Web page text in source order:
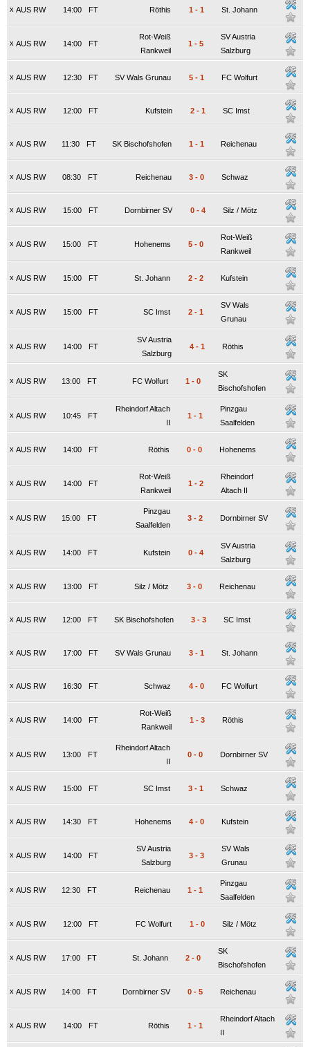
x AUS RW FT
14:00 Röthis 1 - 1 St. Johann
x AUS RW FT
14:00
Rot-Weiß
Rankweil
1 - 5
SV Austria
Salzburg
x AUS RW FT
12:30 SV Wals Grunau 5 - 1 FC Wolfurt
x AUS RW FT
12:00 Kufstein 2 - 1 SC Imst
x AUS RW FT
11:30 SK Bischofshofen 1 - 1 Reichenau
x AUS RW FT
08:30 Reichenau 3 - 0 Schwaz
x AUS RW FT
15:00 Dornbirner SV 0 - 4 Silz / Mötz
x AUS RW FT
15:00 Hohenems 5 - 0
Rot-Weiß
Rankweil
x AUS RW FT
15:00 St. Johann 2 - 2 Kufstein
x AUS RW FT
15:00 SC Imst 2 - 1
SV Wals
Grunau
x AUS RW FT
14:00
SV Austria
Salzburg
4 - 1 Röthis
x AUS RW FT
13:00 FC Wolfurt 1 - 0
SK
Bischofshofen
x AUS RW FT
10:45
Rheindorf Altach
II
1 - 1
Pinzgau
Saalfelden
x AUS RW FT
14:00 Röthis 0 - 0 Hohenems
x AUS RW FT
14:00
Rot-Weiß
Rankweil
1 - 2
Rheindorf
Altach II
x AUS RW FT
15:00
Pinzgau
Saalfelden
3 - 2 Dornbirner SV
x AUS RW FT
14:00 Kufstein 0 - 4
SV Austria
Salzburg
x AUS RW FT
13:00 Silz / Mötz 3 - 0 Reichenau
x AUS RW FT
12:00 SK Bischofshofen 3 - 3 SC Imst
x AUS RW FT
17:00 SV Wals Grunau 3 - 1 St. Johann
x AUS RW FT
16:30 Schwaz 4 - 0 FC Wolfurt
x AUS RW FT
14:00
Rot-Weiß
Rankweil
1 - 3 Röthis
x AUS RW FT
13:00
Rheindorf Altach
II
0 - 0 Dornbirner SV
x AUS RW FT
15:00 SC Imst 3 - 1 Schwaz
x AUS RW FT
14:30 Hohenems 4 - 0 Kufstein
x AUS RW FT
14:00
SV Austria
Salzburg
3 - 3
SV Wals
Grunau
x AUS RW FT
12:30 Reichenau 1 - 1
Pinzgau
Saalfelden
x AUS RW FT
12:00 FC Wolfurt 1 - 0 Silz / Mötz
x AUS RW FT
17:00 St. Johann 2 - 0
SK
Bischofshofen
x AUS RW FT
14:00 Dornbirner SV 0 - 5 Reichenau
x AUS RW FT
14:00 Röthis 1 - 1
Rheindorf Altach
II